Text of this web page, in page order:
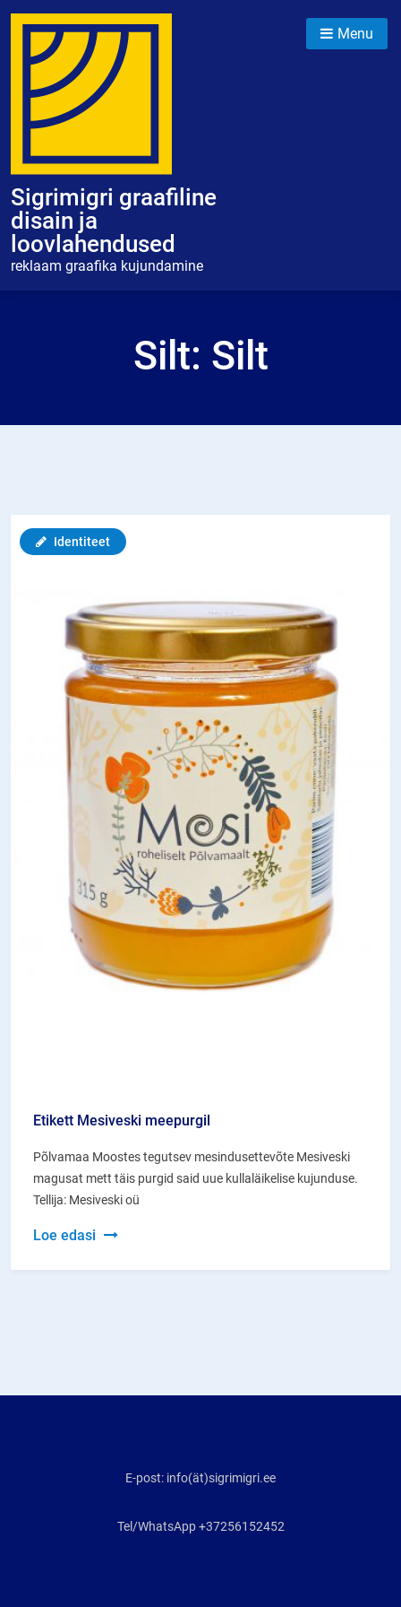
Skip
content
Sigrimigri graafiline
disain ja
loovlahendused
reklaam graafika kujundamine
Menu
Silt: Silt
Identiteet
Etikett Mesiveski meepurgil
Põlvamaa Moostes tegutsev mesindusettevõte Mesiveski
magusat mett täis purgid said uue kullaläikelise kujunduse.
Tellija: Mesiveski oü
Loe edasi
Etikett
E-post: info(ät)sigrimigri.ee
Tel/WhatsApp +37256152452